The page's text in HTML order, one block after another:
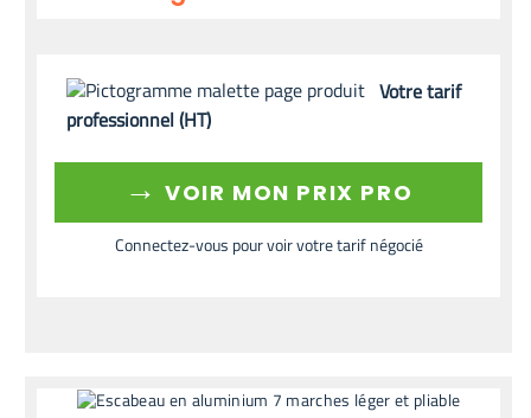
Votre tarif
professionnel (HT)
→ VOIR MON PRIX PRO
Connectez-vous pour voir votre tarif négocié